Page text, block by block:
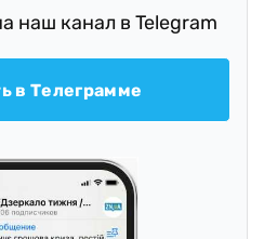
наш канал в Telegram
в Телеграмме